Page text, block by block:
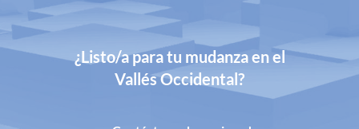
¿Listo/a para tu mudanza en el
Vallés Occidental?